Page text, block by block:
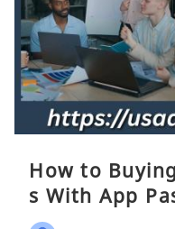
How to
s With App
e